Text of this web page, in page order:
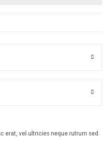
erat, vel ultricies neque rutrum sed.